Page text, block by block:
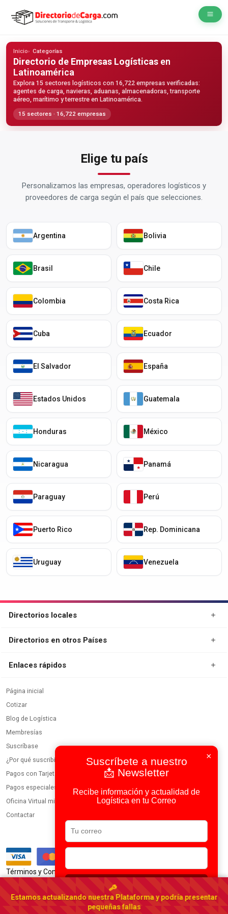
Inicio Categorías
Directorio de Empresas Logísticas en
Latinoamérica
Explora 15 sectores logísticos con 16,722 empresas verificadas:
agentes de carga, navieras, aduanas, almacenadoras, transporte
aéreo, marítimo y terrestre en Latinoamérica.
15 sectores · 16,722 empresas
Elige tu país
Personalizamos las empresas, operadores logísticos y
proveedores de carga según el país que selecciones.
Argentina Bolivia
Brasil Chile
Colombia Costa Rica
Cuba Ecuador
El Salvador España
Estados Unidos Guatemala
Honduras México
Nicaragua Panamá
Paraguay Perú
Puerto Rico Rep. Dominicana
Uruguay Venezuela
×
Suscríbete a nuestro
📩 Newsletter
Recibe información y actualidad de
Logística en tu Correo
Suscribirse
Directorios locales
Directorios en otros Países
Enlaces rápidos
Página inicial
Cotizar
Blog de Logística
Membresías
Suscríbase
¿Por qué suscribirse?
Pagos con Tarjeta
Pagos especiales
Oficina Virtual miembros
Contactar
Términos y Condiciones|Política de Privacidad
Usamos IA en todos nuestros procesos
Portal Logístico Latinoamericano
Estamos actualizando nuestra Plataforma y podría presentar
pequeñas fallas